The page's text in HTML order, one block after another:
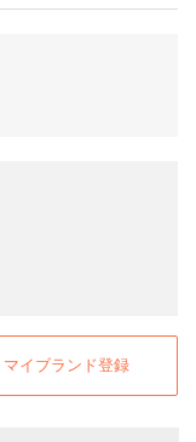
マイブランド登録